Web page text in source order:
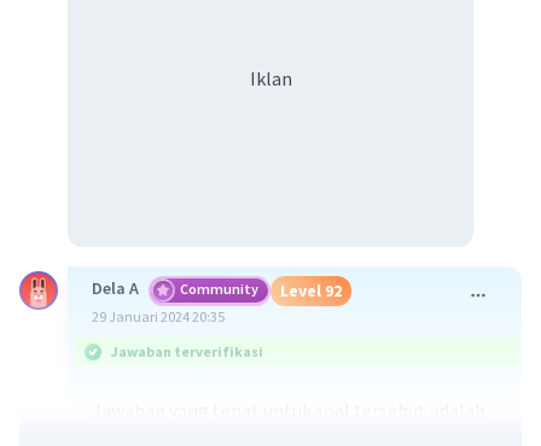
Iklan
Dela A Community Level 92
29 Januari 2024 20:35
Jawaban terverifikasi